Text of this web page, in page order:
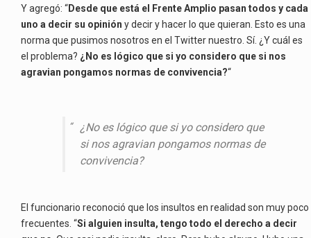
Y agregó: “Desde que está el Frente Amplio pasan todos y cada
uno a decir su opinión y decir y hacer lo que quieran. Esto es una
norma que pusimos nosotros en el Twitter nuestro. Sí. ¿Y cuál es
el problema? ¿No es lógico que si yo considero que si nos
agravian pongamos normas de convivencia?“
¿No es lógico que si yo considero que
si nos agravian pongamos normas de
convivencia?
El funcionario reconoció que los insultos en realidad son muy poco
frecuentes. “Si alguien insulta, tengo todo el derecho a decir